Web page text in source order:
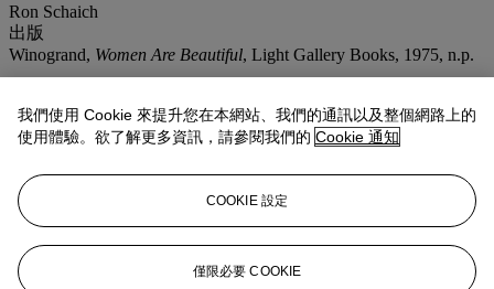
Ron Schaich
出版
Winogrand, Women Are Beautiful, Light Gallery Books, 1975, n.p.
瀏覽狀況報告
更多來自<strong>攝影作品</strong>
查看全部
查看全部
我們使用 Cookie 來提升您在本網站、我們的通訊以及整個網路上的
使用體驗。欲了解更多資訊，請參閱我們的 Cookie 通知
COOKIE 設定
僅限必要 COOKIE